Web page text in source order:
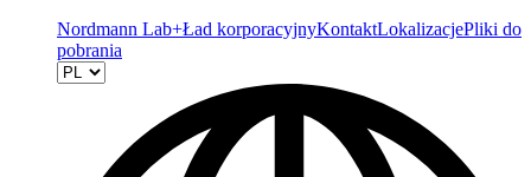
Nordmann Lab+Ład korporacyjnyKontaktLokalizacjePliki do
pobrania